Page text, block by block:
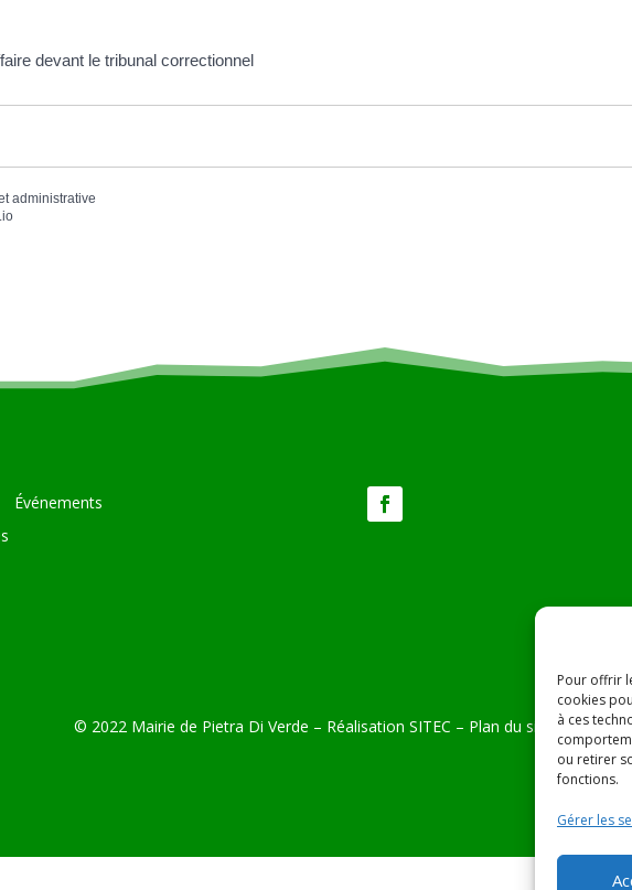
Pour offrir
cookies
à ces
ou retirer
fonctions.
Gérer les
devant le tribunal correctionnel
administrative
Événements
© 2022 Mairie de Pietra Di Verde – Réalisation SITEC – Plan du site –